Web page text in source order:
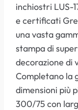
inchiostri LUS-
e certificati
una vasta
stampa di
decorazione di
Completano la
dimensioni più
300/75 con